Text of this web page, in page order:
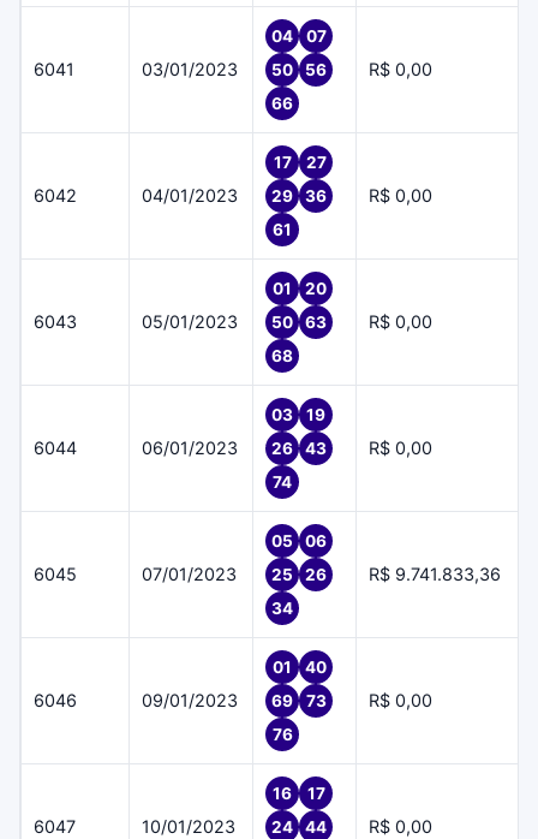
6041 03/01/2023
04
07
50
56
66
R$ 0,00
6042 04/01/2023
17
27
29
36
61
R$ 0,00
6043 05/01/2023
01
20
50
63
68
R$ 0,00
6044 06/01/2023
03
19
26
43
74
R$ 0,00
6045 07/01/2023
05
06
25
26
34
R$ 9.741.833,36
6046 09/01/2023
01
40
69
73
76
R$ 0,00
6047 10/01/2023
16
17
24
44
R$ 0,00